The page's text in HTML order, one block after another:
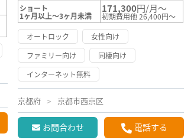
ショート
1ヶ月以上～3ヶ月未満
171,300円/月～
初期費用他 26,400円～
オートロック
女性向け
ファミリー向け
同棲向け
インターネット無料
京都府 京都市西京区
お問合わせ 電話する